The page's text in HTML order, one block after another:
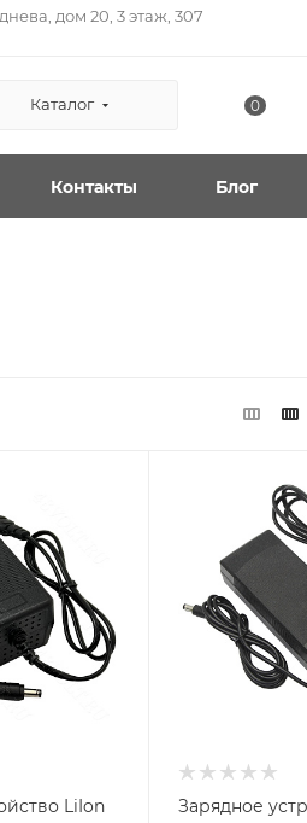
дом 20, 3 этаж, 307
Каталог 0
Контакты Блог
LiIon
Зарядное